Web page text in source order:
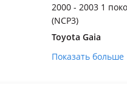
2000 - 2003 1
(NCP3)
Toyota Gaia
1998 - 2004 M10
Показать больше